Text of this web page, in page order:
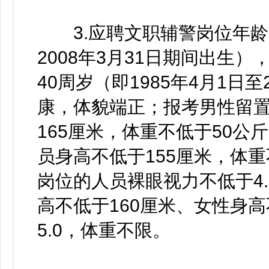
3.应聘文职辅警岗位年龄
2008年3月31日期间出生）
40周岁（即1985年4月1日
康，体貌端正；报考男性留
165厘米，体重不低于50公
员身高不低于155厘米，体
岗位的人员裸眼视力不低于
高不低于160厘米、女性身
5.0，体重不限。